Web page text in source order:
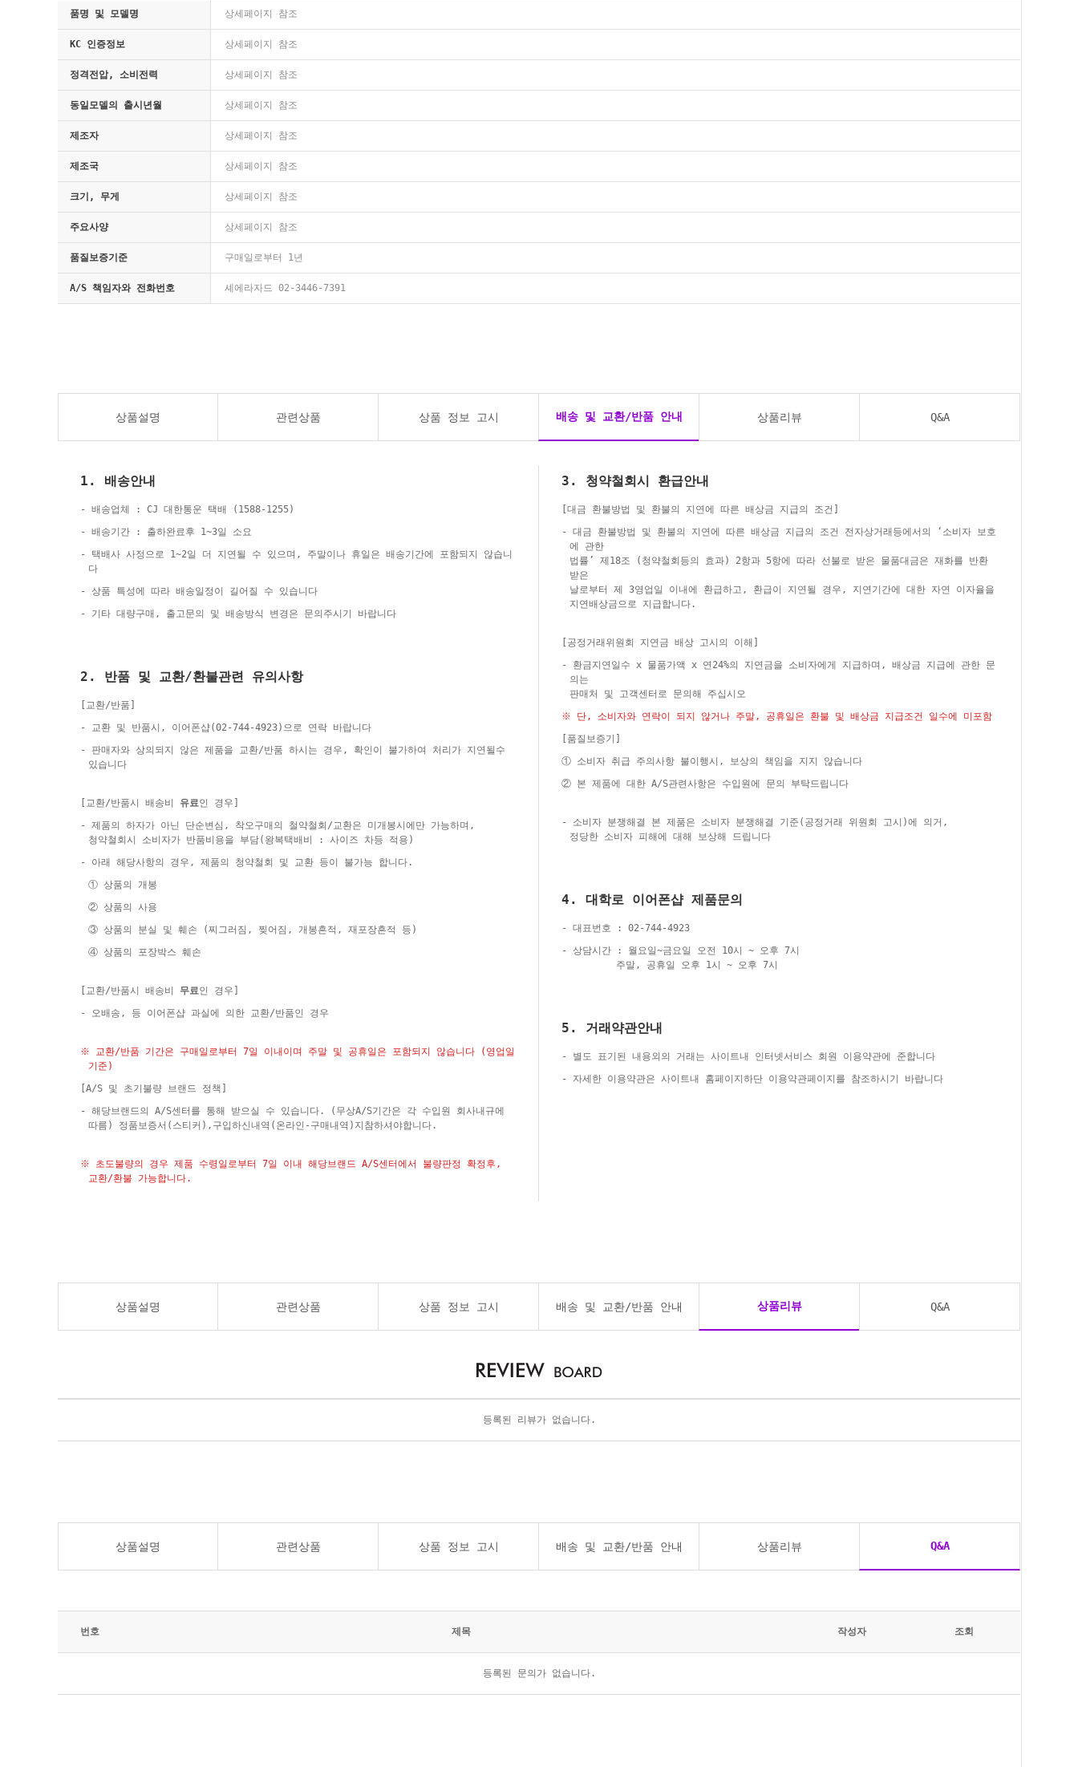
품명 및 모델명 상세페이지 참조
KC 인증정보 상세페이지 참조
정격전압, 소비전력 상세페이지 참조
동일모델의 출시년월 상세페이지 참조
제조자 상세페이지 참조
제조국 상세페이지 참조
크기, 무게 상세페이지 참조
주요사양 상세페이지 참조
품질보증기준 구매일로부터 1년
A/S 책임자와 전화번호 셰에라자드 02-3446-7391
상품설명 관련상품 상품 정보 고시 배송 및 교환/반품 안내 상품리뷰 Q&A
1. 배송안내
- 배송업체 : CJ 대한통운 택배 (1588-1255)
- 배송기간 : 출하완료후 1~3일 소요
- 택배사 사정으로 1~2일 더 지연될 수 있으며, 주말이나 휴일은 배송기간에 포함되지 않습니
다
- 상품 특성에 따라 배송일정이 길어질 수 있습니다
- 기타 대량구매, 출고문의 및 배송방식 변경은 문의주시기 바랍니다
2. 반품 및 교환/환불관련 유의사항
[교환/반품]
- 교환 및 반품시, 이어폰샵(02-744-4923)으로 연락 바랍니다
- 판매자와 상의되지 않은 제품을 교환/반품 하시는 경우, 확인이 불가하여 처리가 지연될수
있습니다
[교환/반품시 배송비 유료인 경우]
- 제품의 하자가 아닌 단순변심, 착오구매의 철약철회/교환은 미개봉시에만 가능하며,
청약철회시 소비자가 반품비용을 부담(왕복택배비 : 사이즈 차등 적용)
- 아래 해당사항의 경우, 제품의 청약철회 및 교환 등이 불가능 합니다.
① 상품의 개봉
② 상품의 사용
③ 상품의 분실 및 훼손 (찌그러짐, 찢어짐, 개봉흔적, 재포장흔적 등)
④ 상품의 포장박스 훼손
[교환/반품시 배송비 무료인 경우]
- 오배송, 등 이어폰샵 과실에 의한 교환/반품인 경우
※ 교환/반품 기간은 구매일로부터 7일 이내이며 주말 및 공휴일은 포함되지 않습니다 (영업일
기준)
[A/S 및 초기불량 브랜드 정책]
- 해당브랜드의 A/S센터를 통해 받으실 수 있습니다. (무상A/S기간은 각 수입원 회사내규에
따름) 정품보증서(스티커),구입하신내역(온라인-구매내역)지참하셔야합니다.
※ 초도불량의 경우 제품 수령일로부터 7일 이내 해당브랜드 A/S센터에서 불량판정 확정후,
교환/환불 가능합니다.
3. 청약철회시 환급안내
[대금 환불방법 및 환불의 지연에 따른 배상금 지급의 조건]
- 대금 환불방법 및 환불의 지연에 따른 배상금 지급의 조건 전자상거래등에서의 ‘소비자 보호
에 관한
법률’ 제18조 (청약철회등의 효과) 2항과 5항에 따라 선불로 받은 물품대금은 재화를 반환
받은
날로부터 제 3영업일 이내에 환급하고, 환급이 지연될 경우, 지연기간에 대한 자연 이자율을
지연배상금으로 지급합니다.
[공정거래위원회 지연금 배상 고시의 이해]
- 환금지연일수 x 물품가액 x 연24%의 지연금을 소비자에게 지급하며, 배상금 지급에 관한 문
의는
판매처 및 고객센터로 문의해 주십시오
※ 단, 소비자와 연락이 되지 않거나 주말, 공휴일은 환불 및 배상금 지급조건 일수에 미포함
[품질보증기]
① 소비자 취급 주의사항 불이행시, 보상의 책임을 지지 않습니다
② 본 제품에 대한 A/S관련사항은 수입원에 문의 부탁드립니다
- 소비자 분쟁해결 본 제품은 소비자 분쟁해결 기준(공정거래 위원회 고시)에 의거,
정당한 소비자 피해에 대해 보상해 드립니다
4. 대학로 이어폰샵 제품문의
- 대표번호 : 02-744-4923
- 상담시간 : 월요일~금요일 오전 10시 ~ 오후 7시
주말, 공휴일 오후 1시 ~ 오후 7시
5. 거래약관안내
- 별도 표기된 내용외의 거래는 사이트내 인터넷서비스 회원 이용약관에 준합니다
- 자세한 이용약관은 사이트내 홈페이지하단 이용약관페이지를 참조하시기 바랍니다
상품설명 관련상품 상품 정보 고시 배송 및 교환/반품 안내 상품리뷰 Q&A
등록된 리뷰가 없습니다.
상품설명 관련상품 상품 정보 고시 배송 및 교환/반품 안내 상품리뷰 Q&A
번호 제목 작성자 조회
등록된 문의가 없습니다.